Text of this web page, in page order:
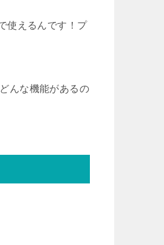
使えるんです！プ
んな機能があるの